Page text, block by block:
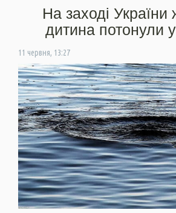
На заході України
дитина потонули
11 червня, 13:27